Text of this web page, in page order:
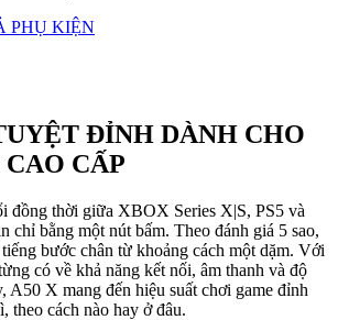
PHỤ KIỆN
ĐỈNH DÀNH CHO
CẤP
đồng thời giữa XBOX Series X|S, PS5 và
chỉ bằng một nút bấm. Theo đánh giá 5 sao,
bước chân từ khoảng cách một dặm. Với
có về khả năng kết nối, âm thanh và độ
A50 X mang đến hiệu suất chơi game đỉnh
theo cách nào hay ở đâu.